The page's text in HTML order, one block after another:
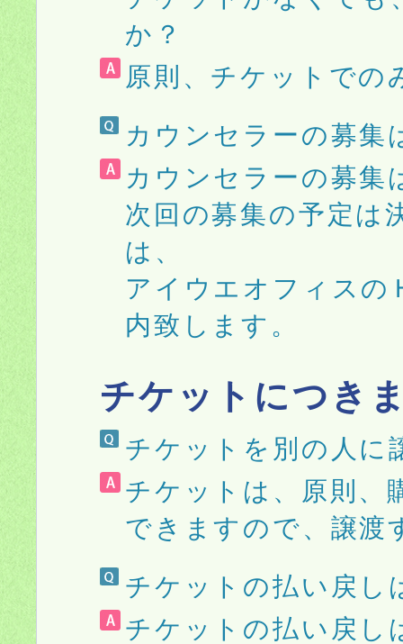
か？
原則、チケットでの
カウンセラーの募集
カウンセラーの募集
次回の募集の予定は
は、
アイウエオフィスの
内致します。
チケットにつき
チケットを別の人に
チケットは、原則、
できますので、譲渡
チケットの払い戻し
チケットの払い戻し